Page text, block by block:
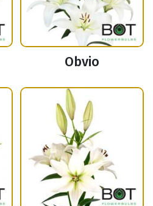
Obvio